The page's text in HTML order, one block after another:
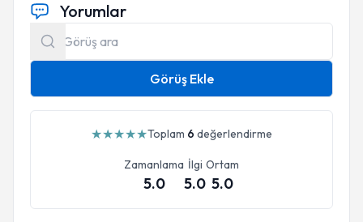
Yorumlar
Görüş Ekle
★★★★★Toplam 6 değerlendirme
Zamanlama
5.0
İlgi
5.0
Ortam
5.0